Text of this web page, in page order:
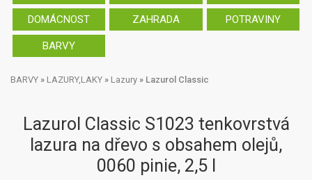
DOMÁCNOST ZAHRADA POTRAVINY
BARVY
BARVY » LAZURY,LAKY » Lazury » Lazurol Classic
Lazurol Classic S1023 tenkovrstvá
lazura na dřevo s obsahem olejů,
0060 pinie, 2,5 l